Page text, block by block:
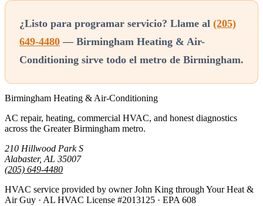
¿Listo para programar servicio? Llame al (205)
649-4480 — Birmingham Heating & Air-
Conditioning sirve todo el metro de Birmingham.
Birmingham Heating & Air-Conditioning
AC repair, heating, commercial HVAC, and honest diagnostics
across the Greater Birmingham metro.
210 Hillwood Park S
Alabaster, AL 35007
(205) 649-4480
HVAC service provided by owner John King through Your Heat &
Air Guy · AL HVAC License #2013125 · EPA 608